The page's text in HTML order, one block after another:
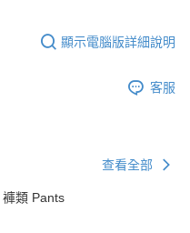
顯示電腦版詳細說明
客服
查看全部
類 Pants